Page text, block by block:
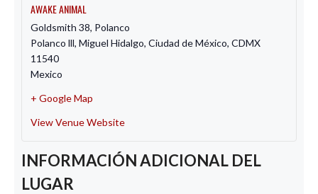
AWAKE ANIMAL
Goldsmith 38, Polanco
Polanco lll, Miguel Hidalgo, Ciudad de México, CDMX
11540
Mexico
+ Google Map
View Venue Website
INFORMACIÓN ADICIONAL DEL
LUGAR